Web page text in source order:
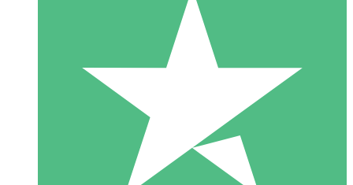
Individuele Creditpakketten
Betaal per gebruik met downloadtegoeden. Geen maandelijkse
1000